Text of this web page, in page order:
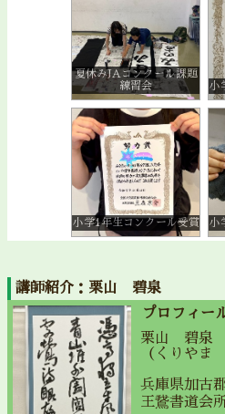
夏休みJAコンクール課題
練習会
小
小学1年生コンクール受賞 小
講師紹介：栗山 碧泉
プロフィー
栗山 碧泉
（くりやま
兵庫県加古
王鵞書道会